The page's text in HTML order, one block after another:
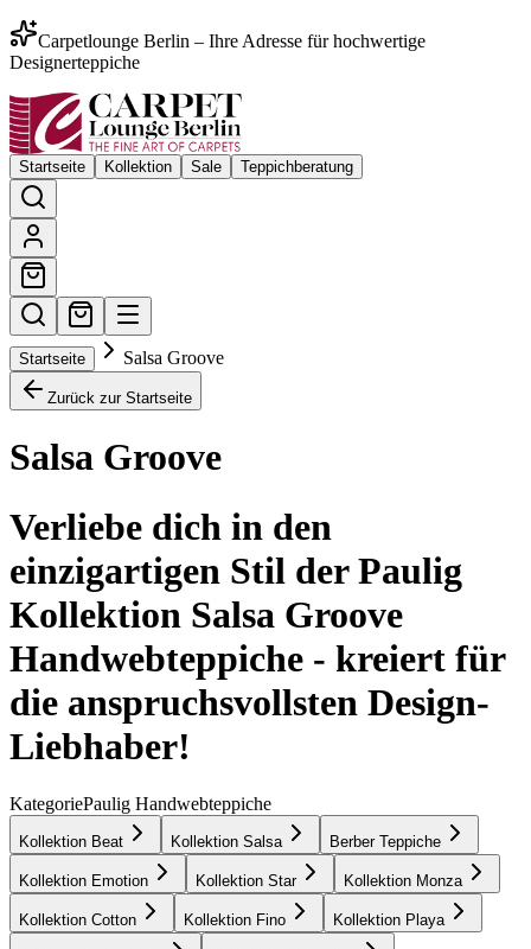
Carpetlounge Berlin – Ihre Adresse für hochwertige
Designerteppiche
Startseite Kollektion Sale Teppichberatung
Startseite Salsa Groove
Zurück zur Startseite
Salsa Groove
Verliebe dich in den
einzigartigen Stil der Paulig
Kollektion Salsa Groove
Handwebteppiche - kreiert für
die anspruchsvollsten Design-
Liebhaber!
KategoriePaulig Handwebteppiche
Kollektion Beat Kollektion Salsa Berber Teppiche
Kollektion Emotion Kollektion Star Kollektion Monza
Kollektion Cotton Kollektion Fino Kollektion Playa